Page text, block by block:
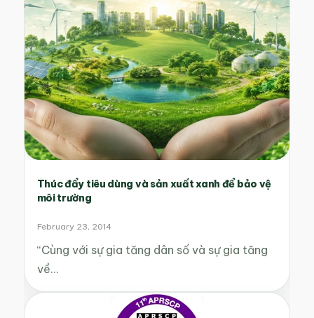
Thúc đẩy tiêu dùng và sản xuất xanh để bảo vệ
môi trường
February 23, 2014
“Cùng với sự gia tăng dân số và sự gia tăng
về…